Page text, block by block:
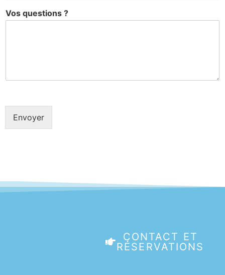
Vos questions ?
Envoyer
CONTACT ET
RÉSERVATIONS